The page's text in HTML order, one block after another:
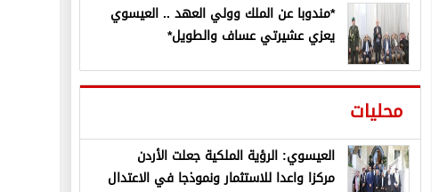
*مندوبا عن الملك وولي العهد .. العيسوي
يعزي عشيرتي عساف والطويل*
محليات
العيسوي: الرؤية الملكية جعلت الأردن
مركزا واعدا للاستثمار ونموذجا في الاعتدال